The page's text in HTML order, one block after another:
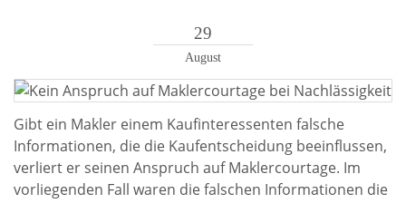
29
August
Gibt ein Makler einem Kaufinteressenten falsche
Informationen, die die Kaufentscheidung beeinflussen,
verliert er seinen Anspruch auf Maklercourtage. Im
vorliegenden Fall waren die falschen Informationen die